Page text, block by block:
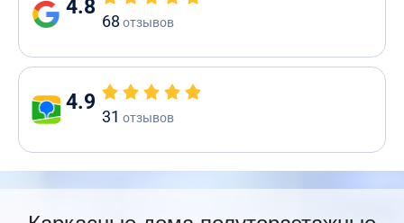
4.8
68 отзывов
4.9
31 отзывов